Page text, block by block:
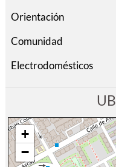
Orientación
Comunidad
Electrodomésticos
+
−